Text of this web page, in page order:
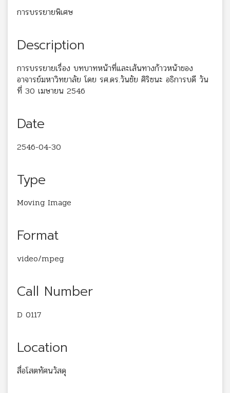
การบรรยายพิเศษ
Description
การบรรยายเรื่อง บทบาทหน้าที่และเส้นทางก้าวหน้าของ
อาจารย์มหาวิทยาลัย โดย รศ.ดร.วันชัย ศิริชนะ อธิการบดี วัน
ที่ 30 เมษายน 2546
Date
2546-04-30
Type
Moving Image
Format
video/mpeg
Call Number
D 0117
Location
สื่อโสตทัศนวัสดุ